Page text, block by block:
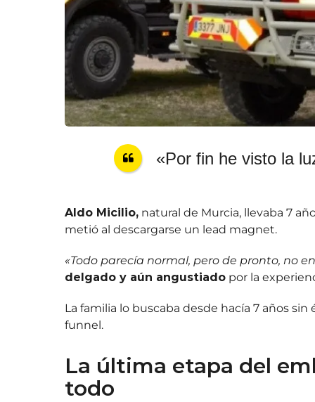
«Por fin he visto la
Aldo Micilio, natural de Murcia, llevaba 7
metió al descargarse un lead magnet.
«Todo parecía normal, pero de pronto, no
delgado y aún angustiado por la
La familia lo buscaba desde hacía 7 años
funnel.
La última etapa del
todo